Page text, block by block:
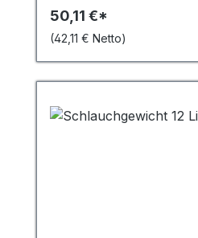
(Zubehör) mit dem
beschwert werden.
50,11 €*
(42,11 € Netto)